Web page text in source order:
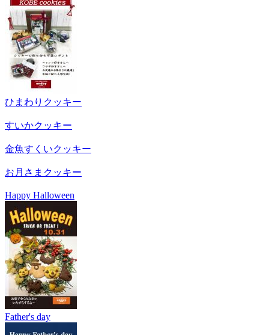
ひまわりクッキー
すいかクッキー
金魚すくいクッキー
お月さまクッキー
Happy Halloween
Father's day